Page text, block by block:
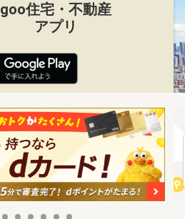
goo住宅・不動産
アプリ